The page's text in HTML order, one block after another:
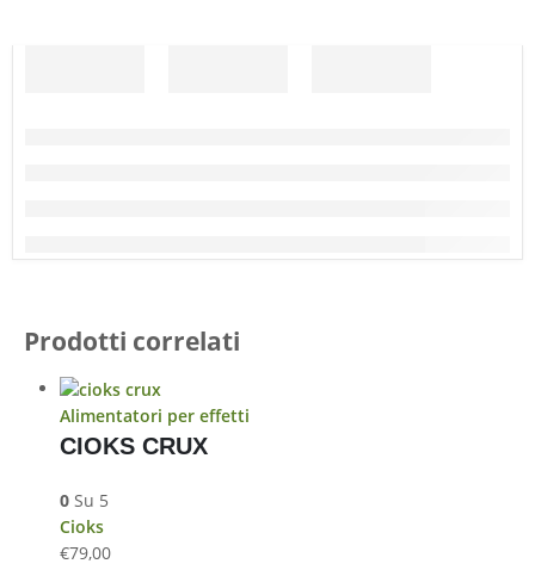
Prodotti correlati
Alimentatori per effetti
CIOKS CRUX
0Su 5
Cioks
€79,00